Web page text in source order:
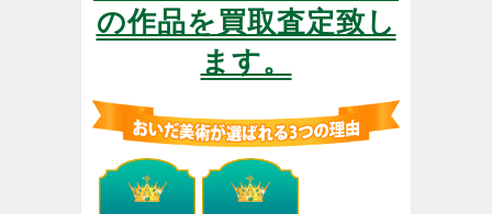
の作品を買取査定致し
ます。